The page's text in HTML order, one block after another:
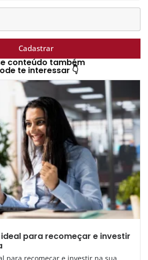
Cadastrar
conteúdo também
te interessar 👇
para recomeçar e investir